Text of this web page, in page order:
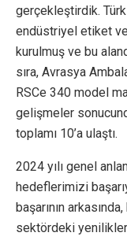
gerçekleştirdik.
endüstriyel etiket
kurulmuş ve bu
sıra, Avrasya
RSCe 340 model
gelişmeler
toplamı 10’a ulaştı.
2024 yılı genel
hedeflerimizi
başarının
sektördeki